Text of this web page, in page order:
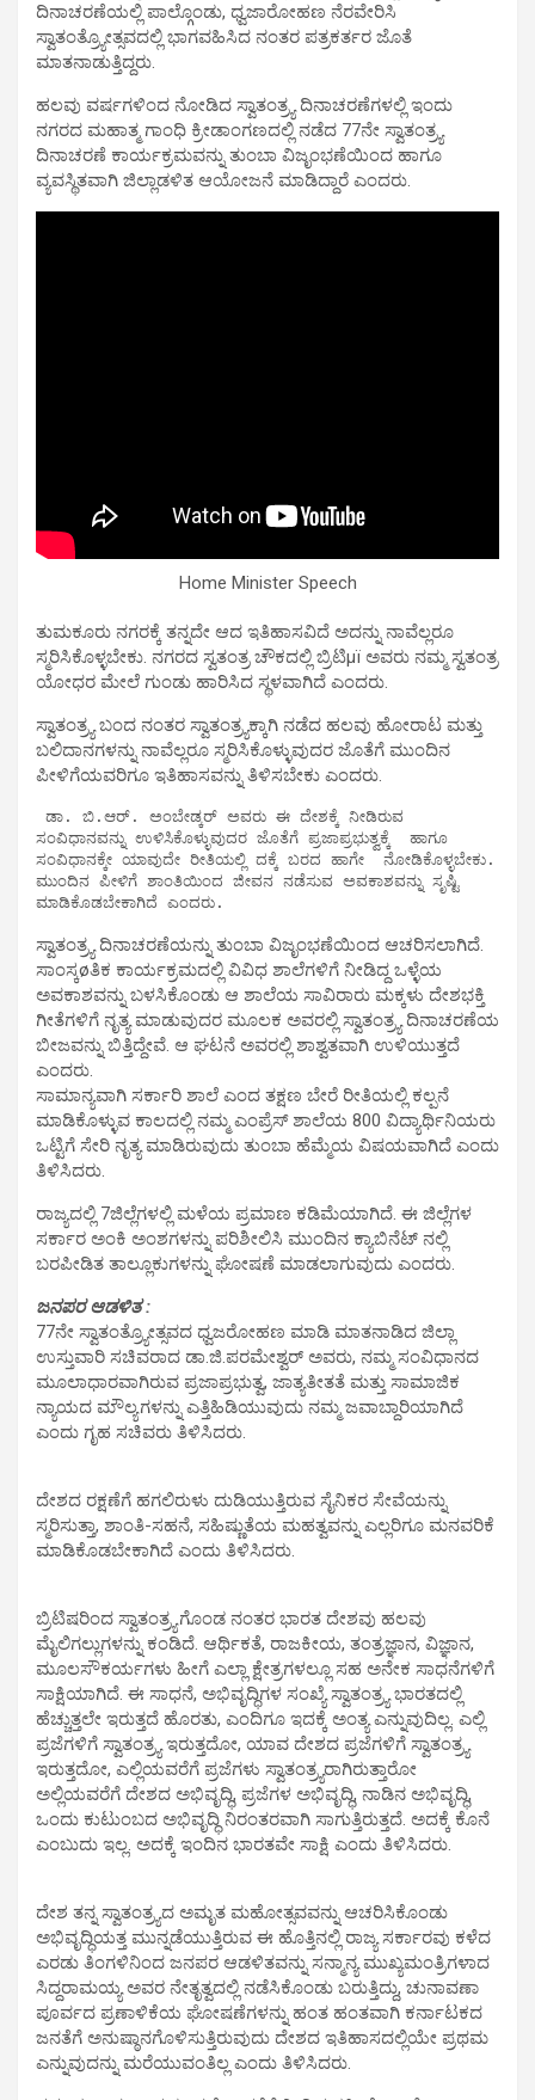
ದಿನಾಚರಣೆಯಲ್ಲಿ ಪಾಲ್ಗೊಂಡು, ಧ್ವಜಾರೋಹಣ ನೆರವೇರಿಸಿ
ಸ್ವಾತಂತ್ರ್ಯೋತ್ಸವದಲ್ಲಿ ಭಾಗವಹಿಸಿದ ನಂತರ ಪತ್ರಕರ್ತರ ಜೊತೆ
ಮಾತನಾಡುತ್ತಿದ್ದರು.
ಹಲವು ವರ್ಷಗಳಿಂದ ನೋಡಿದ ಸ್ವಾತಂತ್ರ್ಯ ದಿನಾಚರಣೆಗಳಲ್ಲಿ ಇಂದು
ನಗರದ ಮಹಾತ್ಮ ಗಾಂಧಿ ಕ್ರೀಡಾಂಗಣದಲ್ಲಿ ನಡೆದ 77ನೇ ಸ್ವಾತಂತ್ರ್ಯ
ದಿನಾಚರಣೆ ಕಾರ್ಯಕ್ರಮವನ್ನು ತುಂಬಾ ವಿಜೃಂಭಣೆಯಿಂದ ಹಾಗೂ
ವ್ಯವಸ್ಥಿತವಾಗಿ ಜಿಲ್ಲಾಡಳಿತ ಆಯೋಜನೆ ಮಾಡಿದ್ದಾರೆ ಎಂದರು.
Home Minister Speech
ತುಮಕೂರು ನಗರಕ್ಕೆ ತನ್ನದೇ ಆದ ಇತಿಹಾಸವಿದೆ ಅದನ್ನು ನಾವೆಲ್ಲರೂ
ಸ್ಮರಿಸಿಕೊಳ್ಳಬೇಕು. ನಗರದ ಸ್ವತಂತ್ರ ಚೌಕದಲ್ಲಿ ಬ್ರಿಟಿμï ಅವರು ನಮ್ಮ ಸ್ವತಂತ್ರ
ಯೋಧರ ಮೇಲೆ ಗುಂಡು ಹಾರಿಸಿದ ಸ್ಥಳವಾಗಿದೆ ಎಂದರು.
ಸ್ವಾತಂತ್ರ್ಯ ಬಂದ ನಂತರ ಸ್ವಾತಂತ್ರ್ಯಕ್ಕಾಗಿ ನಡೆದ ಹಲವು ಹೋರಾಟ ಮತ್ತು
ಬಲಿದಾನಗಳನ್ನು ನಾವೆಲ್ಲರೂ ಸ್ಮರಿಸಿಕೊಳ್ಳುವುದರ ಜೊತೆಗೆ ಮುಂದಿನ
ಪೀಳಿಗೆಯವರಿಗೂ ಇತಿಹಾಸವನ್ನು ತಿಳಿಸಬೇಕು ಎಂದರು.
ಸಂವಿಧಾನವನ್ನು ಉಳಿಸಿಕೊಳ್ಳುವುದರ ಜೊತೆಗೆ ಪ್ರಜಾಪ್ರಭುತ್ವಕ್ಕೆ  ಹಾಗೂ
ಸಂವಿಧಾನಕ್ಕೇ ಯಾವುದೇ ರೀತಿಯಲ್ಲಿ ದಕ್ಕೆ ಬರದ ಹಾಗೇ  ನೋಡಿಕೊಳ್ಳಬೇಕು.
ಮುಂದಿನ ಪೀಳಿಗೆ ಶಾಂತಿಯಿಂದ ಜೀವನ ನಡೆಸುವ ಅವಕಾಶವನ್ನು ಸೃಷ್ಟಿ
ಸ್ವಾತಂತ್ರ್ಯ ದಿನಾಚರಣೆಯನ್ನು ತುಂಬಾ ವಿಜೃಂಭಣೆಯಿಂದ ಆಚರಿಸಲಾಗಿದೆ.
ಸಾಂಸ್ಕøತಿಕ ಕಾರ್ಯಕ್ರಮದಲ್ಲಿ ವಿವಿಧ ಶಾಲೆಗಳಿಗೆ ನೀಡಿದ್ದ ಒಳ್ಳೆಯ
ಅವಕಾಶವನ್ನು ಬಳಸಿಕೊಂಡು ಆ ಶಾಲೆಯ ಸಾವಿರಾರು ಮಕ್ಕಳು ದೇಶಭಕ್ತಿ
ಗೀತೆಗಳಿಗೆ ನೃತ್ಯ ಮಾಡುವುದರ ಮೂಲಕ ಅವರಲ್ಲಿ ಸ್ವಾತಂತ್ರ್ಯ ದಿನಾಚರಣೆಯ
ಬೀಜವನ್ನು ಬಿತ್ತಿದ್ದೇವೆ. ಆ ಘಟನೆ ಅವರಲ್ಲಿ ಶಾಶ್ವತವಾಗಿ ಉಳಿಯುತ್ತದೆ
ಎಂದರು.
ಸಾಮಾನ್ಯವಾಗಿ ಸರ್ಕಾರಿ ಶಾಲೆ ಎಂದ ತಕ್ಷಣ ಬೇರೆ ರೀತಿಯಲ್ಲಿ ಕಲ್ಪನೆ
ಮಾಡಿಕೊಳ್ಳುವ ಕಾಲದಲ್ಲಿ ನಮ್ಮ ಎಂಪ್ರೆಸ್ ಶಾಲೆಯ 800 ವಿದ್ಯಾರ್ಥಿನಿಯರು
ಒಟ್ಟಿಗೆ ಸೇರಿ ನೃತ್ಯ ಮಾಡಿರುವುದು ತುಂಬಾ ಹೆಮ್ಮೆಯ ವಿಷಯವಾಗಿದೆ ಎಂದು
ತಿಳಿಸಿದರು.
ರಾಜ್ಯದಲ್ಲಿ 7ಜಿಲ್ಲೆಗಳಲ್ಲಿ ಮಳೆಯ ಪ್ರಮಾಣ ಕಡಿಮೆಯಾಗಿದೆ. ಈ ಜಿಲ್ಲೆಗಳ
ಸರ್ಕಾರ ಅಂಕಿ ಅಂಶಗಳನ್ನು ಪರಿಶೀಲಿಸಿ ಮುಂದಿನ ಕ್ಯಾಬಿನೆಟ್ ನಲ್ಲಿ
ಬರಪೀಡಿತ ತಾಲ್ಲೂಕುಗಳನ್ನು ಘೋಷಣೆ ಮಾಡಲಾಗುವುದು ಎಂದರು.
ಜನಪರ ಆಡಳಿತ :
77ನೇ ಸ್ವಾತಂತ್ರ್ಯೋತ್ಸವದ ಧ್ವಜರೋಹಣ ಮಾಡಿ ಮಾತನಾಡಿದ ಜಿಲ್ಲಾ
ಉಸ್ತುವಾರಿ ಸಚಿವರಾದ ಡಾ.ಜಿ.ಪರಮೇಶ್ವರ್ ಅವರು, ನಮ್ಮ ಸಂವಿಧಾನದ
ಮೂಲಾಧಾರವಾಗಿರುವ ಪ್ರಜಾಪ್ರಭುತ್ವ, ಜಾತ್ಯತೀತತೆ ಮತ್ತು ಸಾಮಾಜಿಕ
ನ್ಯಾಯದ ಮೌಲ್ಯಗಳನ್ನು ಎತ್ತಿಹಿಡಿಯುವುದು ನಮ್ಮ ಜವಾಬ್ದಾರಿಯಾಗಿದೆ
ಎಂದು ಗೃಹ ಸಚಿವರು ತಿಳಿಸಿದರು.
ದೇಶದ ರಕ್ಷಣೆಗೆ ಹಗಲಿರುಳು ದುಡಿಯುತ್ತಿರುವ ಸೈನಿಕರ ಸೇವೆಯನ್ನು
ಸ್ಮರಿಸುತ್ತಾ, ಶಾಂತಿ-ಸಹನೆ, ಸಹಿಷ್ಣುತೆಯ ಮಹತ್ವವನ್ನು ಎಲ್ಲರಿಗೂ ಮನವರಿಕೆ
ಮಾಡಿಕೊಡಬೇಕಾಗಿದೆ ಎಂದು ತಿಳಿಸಿದರು.
ಬ್ರಿಟಿಷರಿಂದ ಸ್ವಾತಂತ್ರ್ಯಗೊಂಡ ನಂತರ ಭಾರತ ದೇಶವು ಹಲವು
ಮೈಲಿಗಲ್ಲುಗಳನ್ನು ಕಂಡಿದೆ. ಆರ್ಥಿಕತೆ, ರಾಜಕೀಯ, ತಂತ್ರಜ್ಞಾನ, ವಿಜ್ಞಾನ,
ಮೂಲಸೌಕರ್ಯಗಳು ಹೀಗೆ ಎಲ್ಲಾ ಕ್ಷೇತ್ರಗಳಲ್ಲೂ ಸಹ ಅನೇಕ ಸಾಧನೆಗಳಿಗೆ
ಸಾಕ್ಷಿಯಾಗಿದೆ. ಈ ಸಾಧನೆ, ಅಭಿವೃದ್ಧಿಗಳ ಸಂಖ್ಯೆ ಸ್ವಾತಂತ್ರ್ಯ ಭಾರತದಲ್ಲಿ
ಹೆಚ್ಚುತ್ತಲೇ ಇರುತ್ತದೆ ಹೊರತು, ಎಂದಿಗೂ ಇದಕ್ಕೆ ಅಂತ್ಯ ಎನ್ನುವುದಿಲ್ಲ. ಎಲ್ಲಿ
ಪ್ರಜೆಗಳಿಗೆ ಸ್ವಾತಂತ್ರ್ಯ ಇರುತ್ತದೋ, ಯಾವ ದೇಶದ ಪ್ರಜೆಗಳಿಗೆ ಸ್ವಾತಂತ್ರ್ಯ
ಇರುತ್ತದೋ, ಎಲ್ಲಿಯವರೆಗೆ ಪ್ರಜೆಗಳು ಸ್ವಾತಂತ್ರ್ಯರಾಗಿರುತ್ತಾರೋ
ಅಲ್ಲಿಯವರೆಗೆ ದೇಶದ ಅಭಿವೃದ್ಧಿ, ಪ್ರಜೆಗಳ ಅಭಿವೃದ್ಧಿ, ನಾಡಿನ ಅಭಿವೃದ್ಧಿ,
ಒಂದು ಕುಟುಂಬದ ಅಭಿವೃದ್ಧಿ ನಿರಂತರವಾಗಿ ಸಾಗುತ್ತಿರುತ್ತದೆ. ಅದಕ್ಕೆ ಕೊನೆ
ಎಂಬುದು ಇಲ್ಲ. ಅದಕ್ಕೆ ಇಂದಿನ ಭಾರತವೇ ಸಾಕ್ಷಿ ಎಂದು ತಿಳಿಸಿದರು.
ದೇಶ ತನ್ನ ಸ್ವಾತಂತ್ರ್ಯದ ಅಮೃತ ಮಹೋತ್ಸವವನ್ನು ಆಚರಿಸಿಕೊಂಡು
ಅಭಿವೃದ್ಧಿಯತ್ತ ಮುನ್ನಡೆಯುತ್ತಿರುವ ಈ ಹೊತ್ತಿನಲ್ಲಿ ರಾಜ್ಯ ಸರ್ಕಾರವು ಕಳೆದ
ಎರಡು ತಿಂಗಳಿನಿಂದ ಜನಪರ ಆಡಳಿತವನ್ನು ಸನ್ಮಾನ್ಯ ಮುಖ್ಯಮಂತ್ರಿಗಳಾದ
ಸಿದ್ದರಾಮಯ್ಯ ಅವರ ನೇತೃತ್ವದಲ್ಲಿ ನಡೆಸಿಕೊಂಡು ಬರುತ್ತಿದ್ದು, ಚುನಾವಣಾ
ಪೂರ್ವದ ಪ್ರಣಾಳಿಕೆಯ ಘೋಷಣೆಗಳನ್ನು ಹಂತ ಹಂತವಾಗಿ ಕರ್ನಾಟಕದ
ಜನತೆಗೆ ಅನುಷ್ಠಾನಗೊಳಿಸುತ್ತಿರುವುದು ದೇಶದ ಇತಿಹಾಸದಲ್ಲಿಯೇ ಪ್ರಥಮ
ಎನ್ನುವುದನ್ನು ಮರೆಯುವಂತಿಲ್ಲ ಎಂದು ತಿಳಿಸಿದರು.